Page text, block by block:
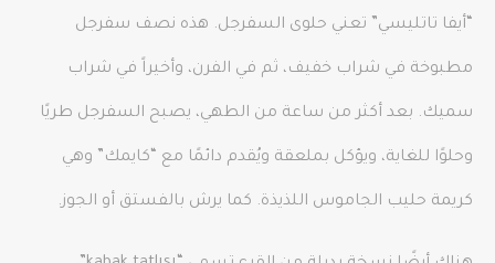
“أيفا تاتليسي” تعني حلوى السفرجل. هذه نصف سفرجل
مطبوخة في شراب خفيف، ثم في الفرن، وأخيراً في شراب
سميك. بعد أكثر من ساعة من الطهي، يصبح السفرجل طريًا
وحلوًا للغاية، ويؤكل بملعقة ويُقدم دائمًا مع “كايمك” وهي
كريمة حليب الجاموس اللذيذة. كما يرش بالفستق أو الجوز.